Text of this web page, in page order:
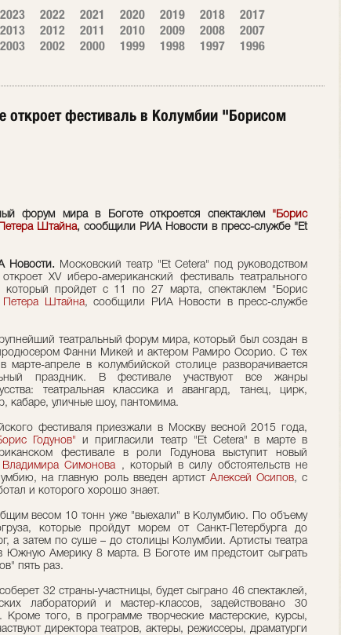
2023 2022 2021 2020 2019 2018
2017
2013 2012 2011 2010 2009 2008
2007
2003 2002 2000 1999 1998 1997
1996
откроет фестиваль в Колумбии "Борисом
форум мира в Боготе откроется спектаклем "Борис
Петера Штайна, сообщили РИА Новости в пресс-службе "Et
Новости.
Московский театр "Et Cetera" под руководством
ХV иберо-американский фестиваль театрального
который пройдет с 11 по 27 марта, спектаклем "Борис
Петера Штайна, сообщили РИА Новости в пресс-службе
театральный форум мира, который был создан в
Фанни Микей и актером Рамиро Осорио. С тех
апреле в колумбийской столице разворачивается
праздник. В фестивале участвуют все жанры
театральная классика и авангард, танец, цирк,
кабаре, уличные шоу, пантомима.
фестиваля приезжали в Москву весной 2015 года,
Годунов" и пригласили театр "Et Сetera" в марте в
фестивале в роли Годунова выступит новый
Владимира Симонова, который в силу обстоятельств не
на главную роль введен артист Алексей Осипов, с
и которого хорошо знает.
весом 10 тонн уже "выехали" в Колумбию. По объему
которые пройдут морем от Санкт-Петербурга до
а затем по суше – до столицы Колумбии. Артисты театра
Южную Америку 8 марта. В Боготе им предстоит сыграть
пять раз.
32 страны-участницы, будет сыграно 46 спектаклей,
лабораторий и мастер-классов, задействовано 30
Кроме того, в программе творческие мастерские, курсы,
директора театров, актеры, режиссеры, драматурги